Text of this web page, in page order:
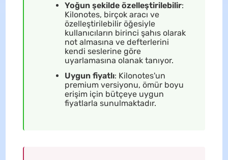
Yoğun şekilde özelleştirilebilir:
Kilonotes, birçok aracı ve
özelleştirilebilir öğesiyle
kullanıcıların birinci şahıs olarak
not almasına ve defterlerini
kendi seslerine göre
uyarlamasına olanak tanıyor.
Uygun fiyatlı: Kilonotes'un
premium versiyonu, ömür boyu
erişim için bütçeye uygun
fiyatlarla sunulmaktadır.